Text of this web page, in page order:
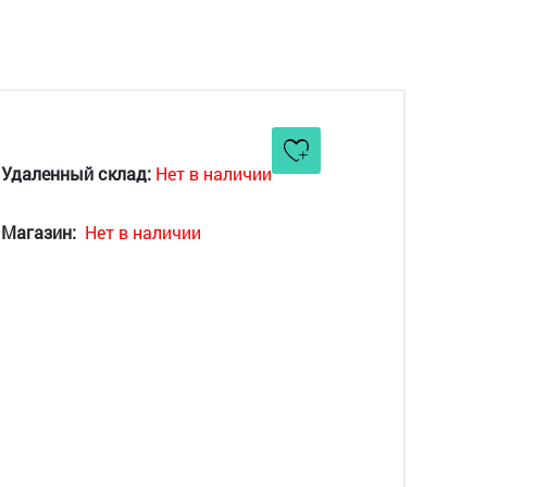
Удаленный склад: Нет в наличии
Магазин: Нет в наличии